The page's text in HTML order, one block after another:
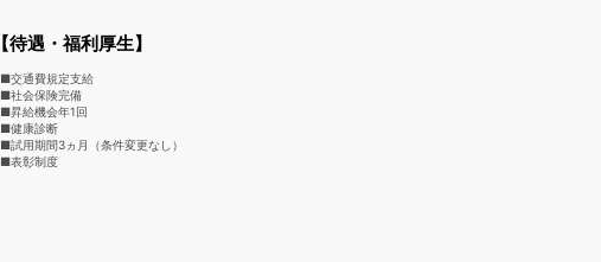
【待遇・福利厚生】
■交通費規定支給
■社会保険完備
■昇給機会年1回
■健康診断
■試用期間3ヵ月（条件変更なし）
■表彰制度